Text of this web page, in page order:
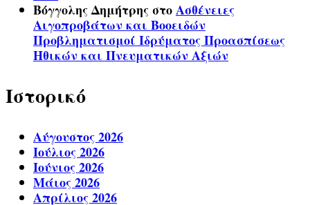
Βόγγολης ΔημήτρηςστοΑσθένειες
Αιγοπροβάτων και Βοοειδών
Προβληματισμοί Ιδρύματος Προασπίσεως
Ηθικών και Πνευματικών Αξιών
Ιστορικό
Αύγουστος 2026
Ιούλιος 2026
Ιούνιος 2026
Μάιος 2026
Απρίλιος 2026